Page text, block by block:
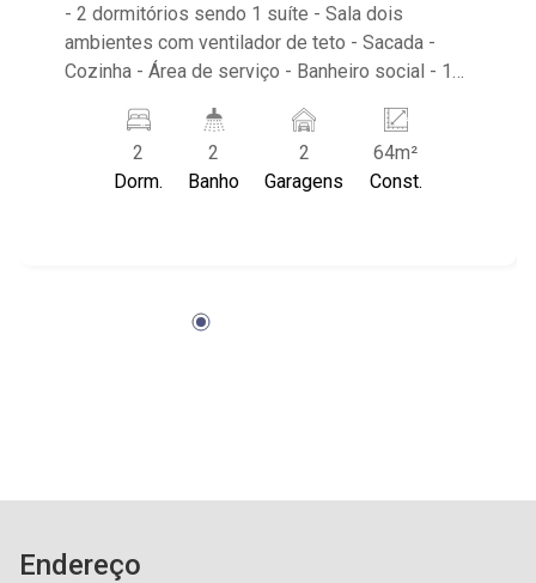
Preto/SP
- 2 dormitórios sendo 1 suíte - Sala dois
ambientes com ventilador de teto - Sacada -
Cozinha - Área de serviço - Banheiro social - 1
Portão eletrônico Próximo ao Supermercados
Canesin, Mineiro'S 1 Bar Espetos e Porções ,
Academia Stay Fit 2.0, Buffet Quatro Estações
2
Dorm.
2
Banho
2
Garagens
64m²
Const.
Endereço